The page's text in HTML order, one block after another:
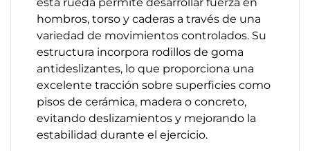
hombros, torso y caderas a través de una
variedad de movimientos controlados. Su
estructura incorpora rodillos de goma
antideslizantes, lo que proporciona una
excelente tracción sobre superficies como
pisos de cerámica, madera o concreto,
evitando deslizamientos y mejorando la
estabilidad durante el ejercicio.